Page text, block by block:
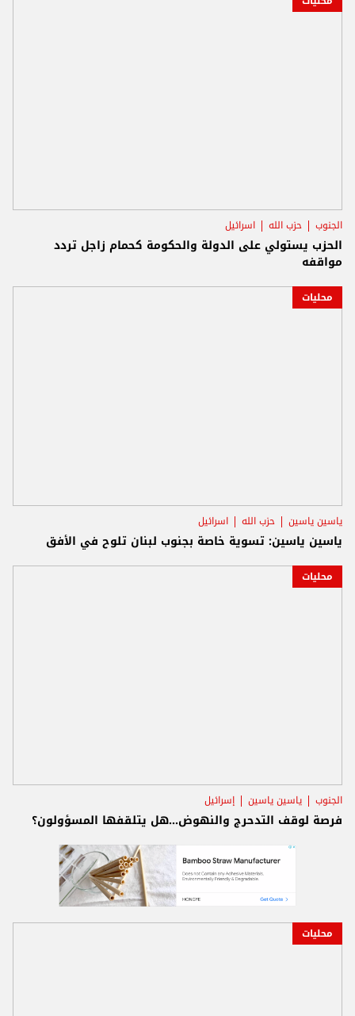
الجنوب حزب الله اسرائيل
الحزب يستولي على الدولة والحكومة كحمام زاجل تردد
مواقفه
محليات
ياسين ياسين حزب الله اسرائيل
ياسين ياسين: تسوية خاصة بجنوب لبنان تلوح في الأفق
محليات
الجنوب ياسين ياسين إسرائيل
فرصة لوقف التدحرج والنهوض...هل يتلقفها المسؤولون؟
محليات